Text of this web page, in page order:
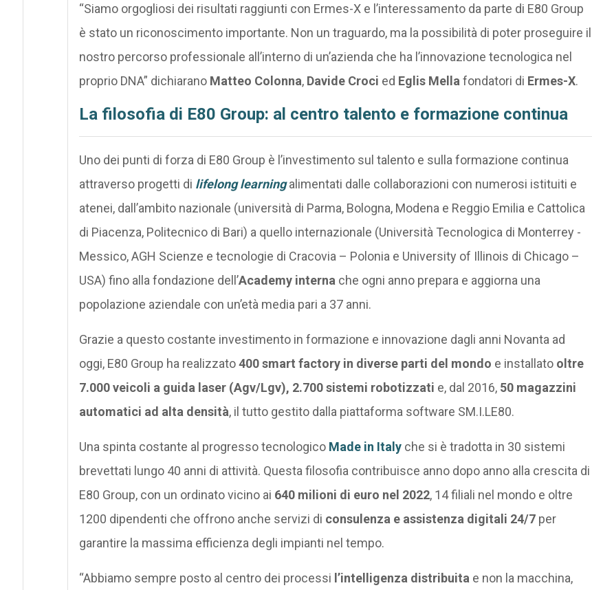
“Siamo orgogliosi dei risultati raggiunti con Ermes-X e l’interessamento da parte di E80 Group
è stato un riconoscimento importante. Non un traguardo, ma la possibilità di poter proseguire il
nostro percorso professionale all’interno di un’azienda che ha l’innovazione tecnologica nel
proprio DNA” dichiarano Matteo Colonna, Davide Croci ed Eglis Mella fondatori di Ermes-X.
La filosofia di E80 Group: al centro talento e formazione continua
Uno dei punti di forza di E80 Group è l’investimento sul talento e sulla formazione continua
attraverso progetti di lifelong learningalimentati dalle collaborazioni con numerosi istituiti e
atenei, dall’ambito nazionale (università di Parma, Bologna, Modena e Reggio Emilia e Cattolica
di Piacenza, Politecnico di Bari) a quello internazionale (Università Tecnologica di Monterrey -
Messico, AGH Scienze e tecnologie di Cracovia – Polonia e University of Illinois di Chicago –
USA) fino alla fondazione dell’Academy interna che ogni anno prepara e aggiorna una
popolazione aziendale con un’età media pari a 37 anni.
Grazie a questo costante investimento in formazione e innovazione dagli anni Novanta ad
oggi, E80 Group ha realizzato400 smart factory in diverse parti del mondo e installato oltre
7.000 veicoli a guida laser (Agv/Lgv), 2.700 sistemi robotizzati e, dal 2016, 50 magazzini
automatici ad alta densità, il tutto gestito dalla piattaforma software SM.I.LE80.
Una spinta costante al progresso tecnologico Made in Italy che si è tradotta in 30 sistemi
brevettati lungo 40 anni di attività. Questa filosofia contribuisce anno dopo anno alla crescita di
E80 Group, con un ordinato vicino ai 640 milioni di euro nel 2022, 14 filiali nel mondo e oltre
1200 dipendenti che offrono anche servizi di consulenza e assistenza digitali 24/7per
garantire la massima efficienza degli impianti nel tempo.
“Abbiamo sempre posto al centro dei processi l’intelligenza distribuita e non la macchina,